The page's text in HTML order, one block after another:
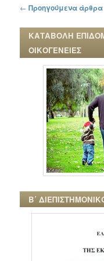
Πλοήγηση στα άρθρα
← Προηγούμενα άρθρα
ΚΑΤΑΒΟΛΗ
ΟΙΚΟΓΕΝΕΙΕΣ
Β΄